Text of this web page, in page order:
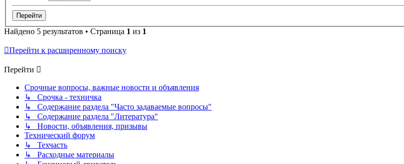
Найдено 5 результатов • Страница 1 из 1
Перейти к расширенному поиску
Перейти
Срочные вопросы, важные новости и объявления
↳ Срочка - техничка
↳ Содержание раздела "Часто задаваемые вопросы"
↳ Содержание раздела "Литература"
↳ Новости, объявления, призывы
Технический форум
↳ Техчасть
↳ Расходные материалы